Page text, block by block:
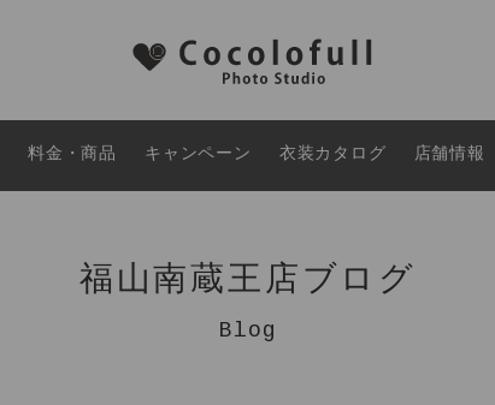
料金・商品 キャンペーン 衣装カタログ 店舗情報
福山南蔵王店ブログ
Blog